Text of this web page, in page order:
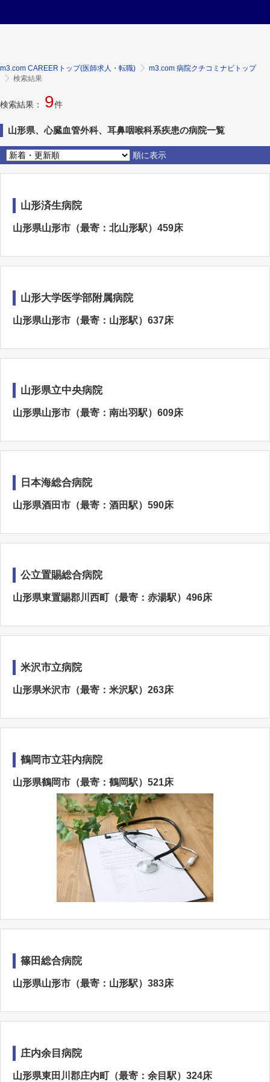
m3.com CAREERトップ(医師求人・転職)
m3.com 病院クチコミナビトップ
検索結果
検索結果： 9件
山形県、心臓血管外科、耳鼻咽喉科系疾患の病院一覧
順に表示
山形済生病院
山形県山形市（最寄：北山形駅）459床
山形大学医学部附属病院
山形県山形市（最寄：山形駅）637床
山形県立中央病院
山形県山形市（最寄：南出羽駅）609床
日本海総合病院
山形県酒田市（最寄：酒田駅）590床
公立置賜総合病院
山形県東置賜郡川西町（最寄：赤湯駅）496床
米沢市立病院
山形県米沢市（最寄：米沢駅）263床
鶴岡市立荘内病院
山形県鶴岡市（最寄：鶴岡駅）521床
篠田総合病院
山形県山形市（最寄：山形駅）383床
庄内余目病院
山形県東田川郡庄内町（最寄：余目駅）324床